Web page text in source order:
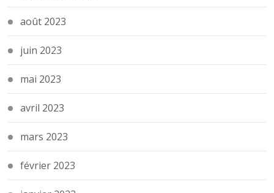
août 2023
juin 2023
mai 2023
avril 2023
mars 2023
février 2023